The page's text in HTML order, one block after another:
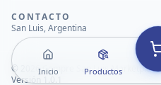
Inicio Productos
CONTACTO
San Luis, Argentina
© 2026Compre San Luis Marketplace
Versión 1.0.1